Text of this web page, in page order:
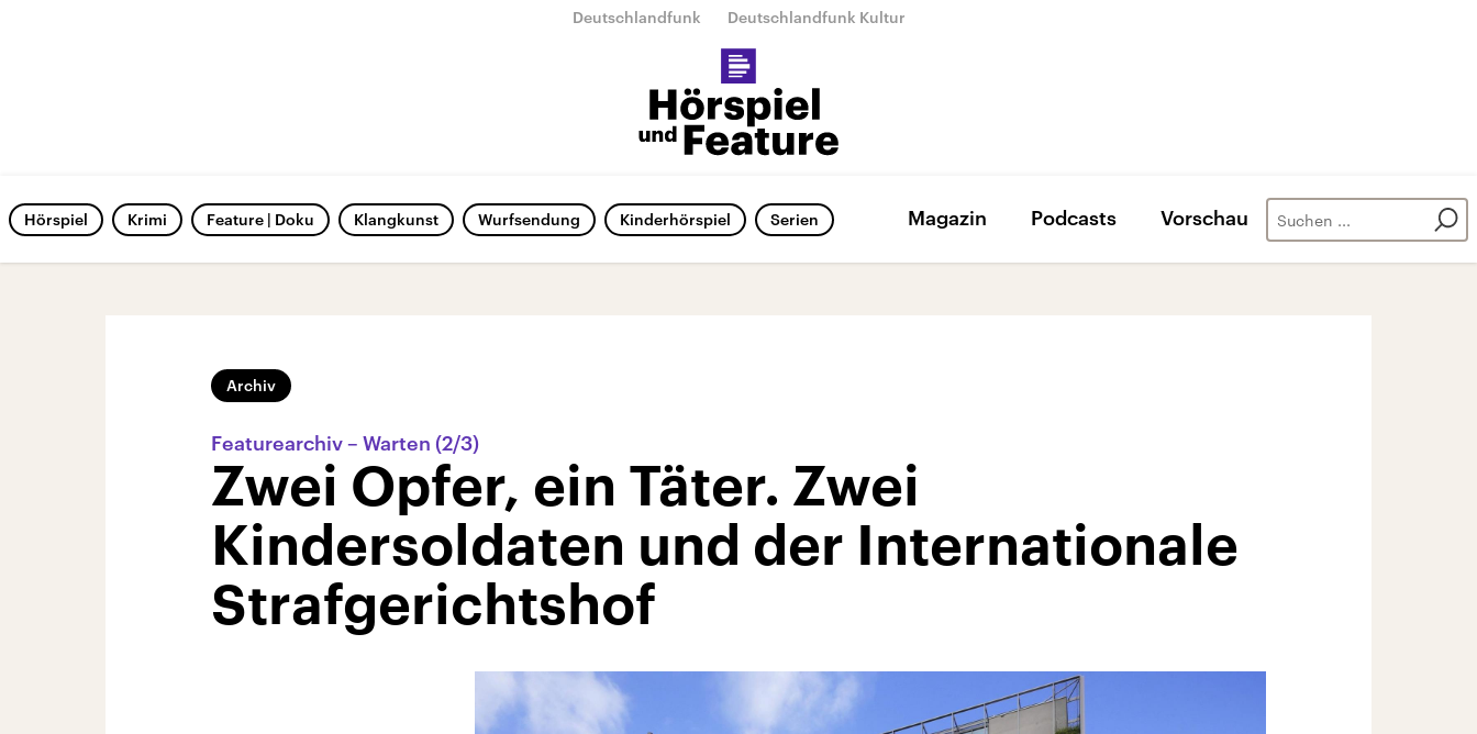
Deutschlandfunk Deutschlandfunk Kultur
Hörspiel Krimi Feature | Doku Klangkunst Wurfsendung Kinderhörspiel Serien Magazin Podcasts Vorschau
Archiv
Featurearchiv – Warten (2/3)
Zwei Opfer, ein Täter. Zwei
Kindersoldaten und der Internationale
Strafgerichtshof